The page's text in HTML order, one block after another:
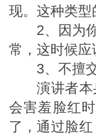
现。这种类
2、因为你
常，这时候
3、不擅交
演讲者本身
会害羞脸红
了，通过脸